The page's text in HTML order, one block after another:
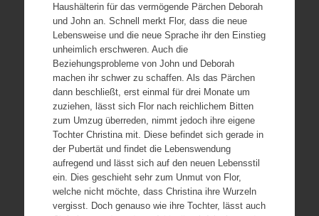
Haushälterin für das vermögende Pärchen Deborah
und John an. Schnell merkt Flor, dass die neue
Lebensweise und die neue Sprache ihr den Einstieg
unheimlich erschweren. Auch die
Beziehungsprobleme von John und Deborah
machen ihr schwer zu schaffen. Als das Pärchen
dann beschließt, erst einmal für drei Monate um
zuziehen, lässt sich Flor nach reichlichem Bitten
zum Umzug überreden, nimmt jedoch ihre eigene
Tochter Christina mit. Diese befindet sich gerade in
der Pubertät und findet die Lebenswendung
aufregend und lässt sich auf den neuen Lebensstil
ein. Dies geschieht sehr zum Unmut von Flor,
welche nicht möchte, dass Christina ihre Wurzeln
vergisst. Doch genauso wie ihre Tochter, lässt auch